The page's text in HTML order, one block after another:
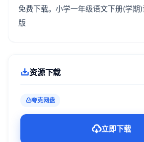
免费下载。小学一年级语文下册(学
版
资源下载
夸克网盘
立即下载